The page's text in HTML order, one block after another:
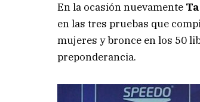
En la ocasión nuevamente
en las tres pruebas que
mujeres y bronce en los 50
preponderancia.